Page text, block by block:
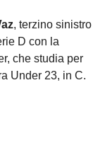
, terzino sinistro
D con la
che studia per
Under 23, in C.